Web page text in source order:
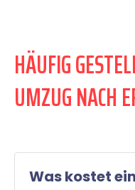
HÄUFIG
UMZUG NACH
Was kostet